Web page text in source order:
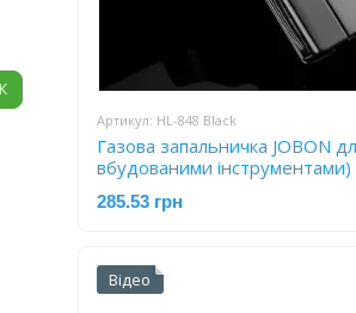
Артикул: HL-848 Black
Газова запальничка JOBON
вбудованими
Black
285.53 грн
Відео